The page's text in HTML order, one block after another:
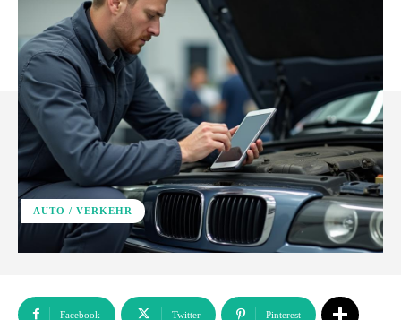
AUTO / VERKEHR
Facebook Twitter Pinterest